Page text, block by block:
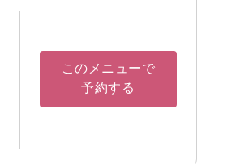
このメニューで
予約する